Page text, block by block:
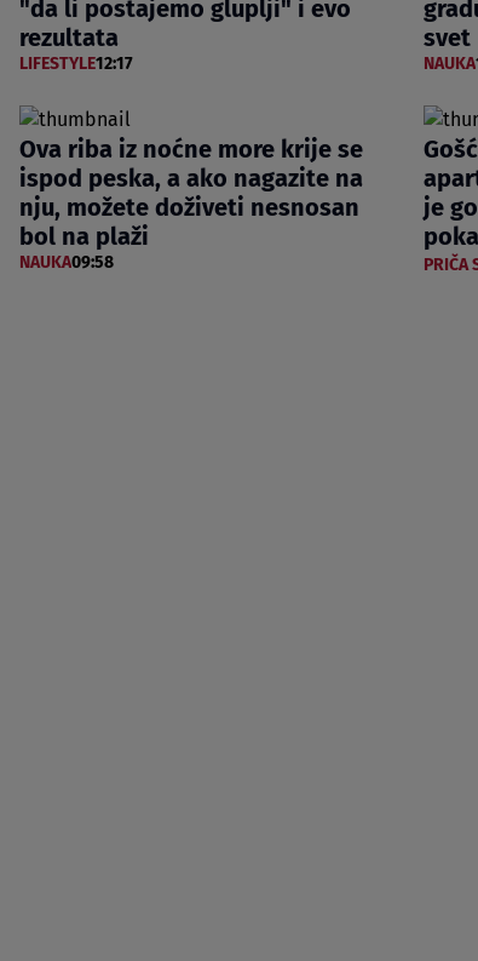
"da li postajemo gluplji" i evo
rezultata
LIFESTYLE12:17
svet
NAUKA
Ova riba iz noćne more krije se
ispod peska, a ako nagazite na
nju, možete doživeti nesnosan
bol na plaži
NAUKA09:58
je
PRIČA